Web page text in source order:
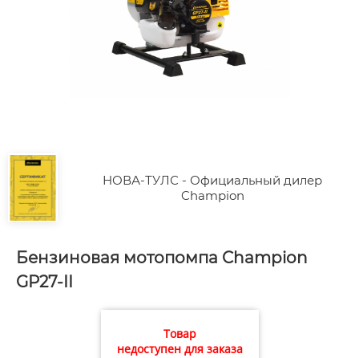
НОВА-ТУЛС - Официальный дилер
Champion
Бензиновая мотопомпа Champion
GP27-II
Товар
недоступен для заказа